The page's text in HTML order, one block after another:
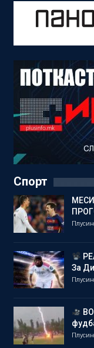
Спорт
За